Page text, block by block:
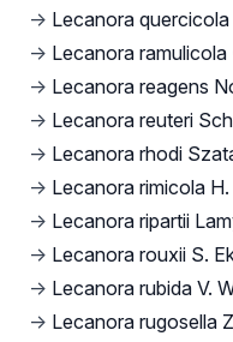
→ Lecanora quercicola
→ Lecanora
→ Lecanora reagens
→ Lecanora reuteri
→ Lecanora rhodi
→ Lecanora rimicola
→ Lecanora ripartii
→ Lecanora rouxii S.
→ Lecanora rubida V.
→ Lecanora rugosella